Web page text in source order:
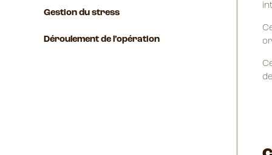
Gestion du stress
Déroulement de l’opération